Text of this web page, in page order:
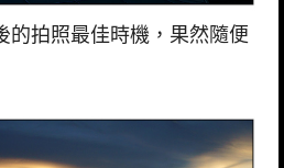
拍照最佳時機，果然隨便